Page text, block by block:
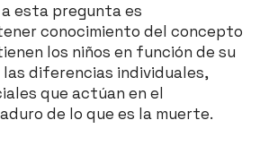
esta pregunta es
conocimiento del concepto
los niños en función de su
diferencias individuales,
que actúan en el
de lo que es la muerte.